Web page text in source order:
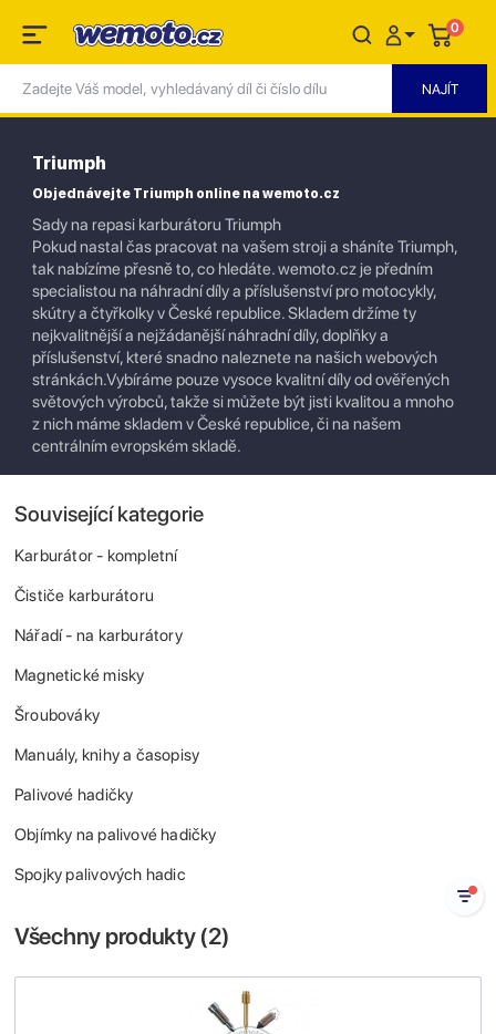
0
Triumph
Objednávejte Triumph online na wemoto.cz
Sady na repasi karburátoru Triumph
Pokud nastal čas pracovat na vašem stroji a sháníte Triumph,
tak nabízíme přesně to, co hledáte. wemoto.cz je předním
specialistou na náhradní díly a příslušenství pro motocykly,
skútry a čtyřkolky v České republice. Skladem držíme ty
nejkvalitnější a nejžádanější náhradní díly, doplňky a
příslušenství, které snadno naleznete na našich webových
stránkách.Vybíráme pouze vysoce kvalitní díly od ověřených
světových výrobců, takže si můžete být jisti kvalitou a mnoho
z nich máme skladem v České republice, či na našem
centrálním evropském skladě.
Související kategorie
Karburátor - kompletní
Čističe karburátoru
Nářadí - na karburátory
Magnetické misky
Šroubováky
Manuály, knihy a časopisy
Palivové hadičky
Objímky na palivové hadičky
Spojky palivových hadic
Všechny produkty (2)